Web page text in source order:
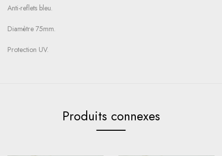
Anti-reflets bleu.
Diamètre 75mm.
Protection UV.
Produits connexes